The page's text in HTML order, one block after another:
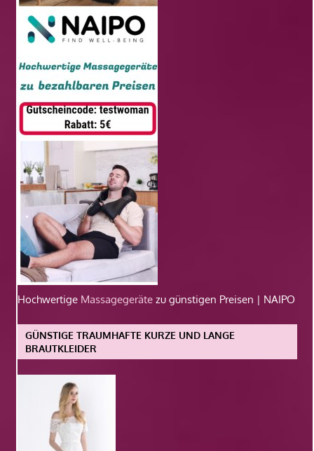
Hochwertige Massagegeräte zu günstigen Preisen | NAIPO
GÜNSTIGE TRAUMHAFTE KURZE UND LANGE
BRAUTKLEIDER